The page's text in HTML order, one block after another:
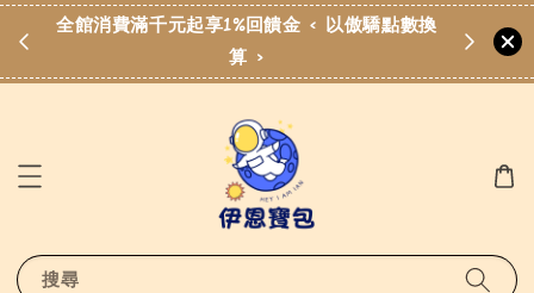
歡迎加入伊恩寶包LINE社群
點擊加入LINE社群
搜尋